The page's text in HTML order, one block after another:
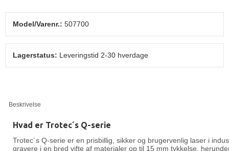
Model/Varenr.: 507700
Lagerstatus: Leveringstid 2-30 hverdage
Beskrivelse
Hvad er Trotec´s Q-serie
Trotec´s Q-serie er en prisbillig, sikker og brugervenlig laser i
gravere i en bred vifte af materialer op til 15 mm tykkelse,